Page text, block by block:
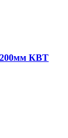
200мм КВТ